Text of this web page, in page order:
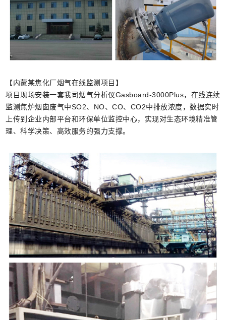
【内蒙某焦化厂烟气在线监测项目】
项目现场安装一套我司烟气分析仪Gasboard-3000Plus，在线连续
监测焦炉烟囱废气中SO2、NO、CO、CO2中排放浓度，数据实时
上传到企业内部平台和环保单位监控中心，实现对生态环境精准管
理、科学决策、高效服务的强力支撑。